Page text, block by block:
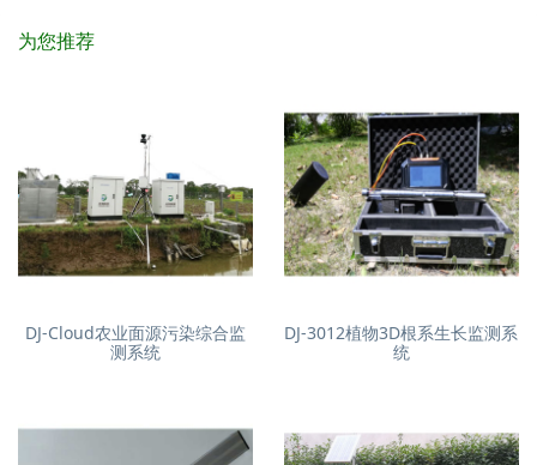
为您推荐
DJ-Cloud农业面源污染综合监
测系统
DJ-3012植物3D根系生长监测系
统